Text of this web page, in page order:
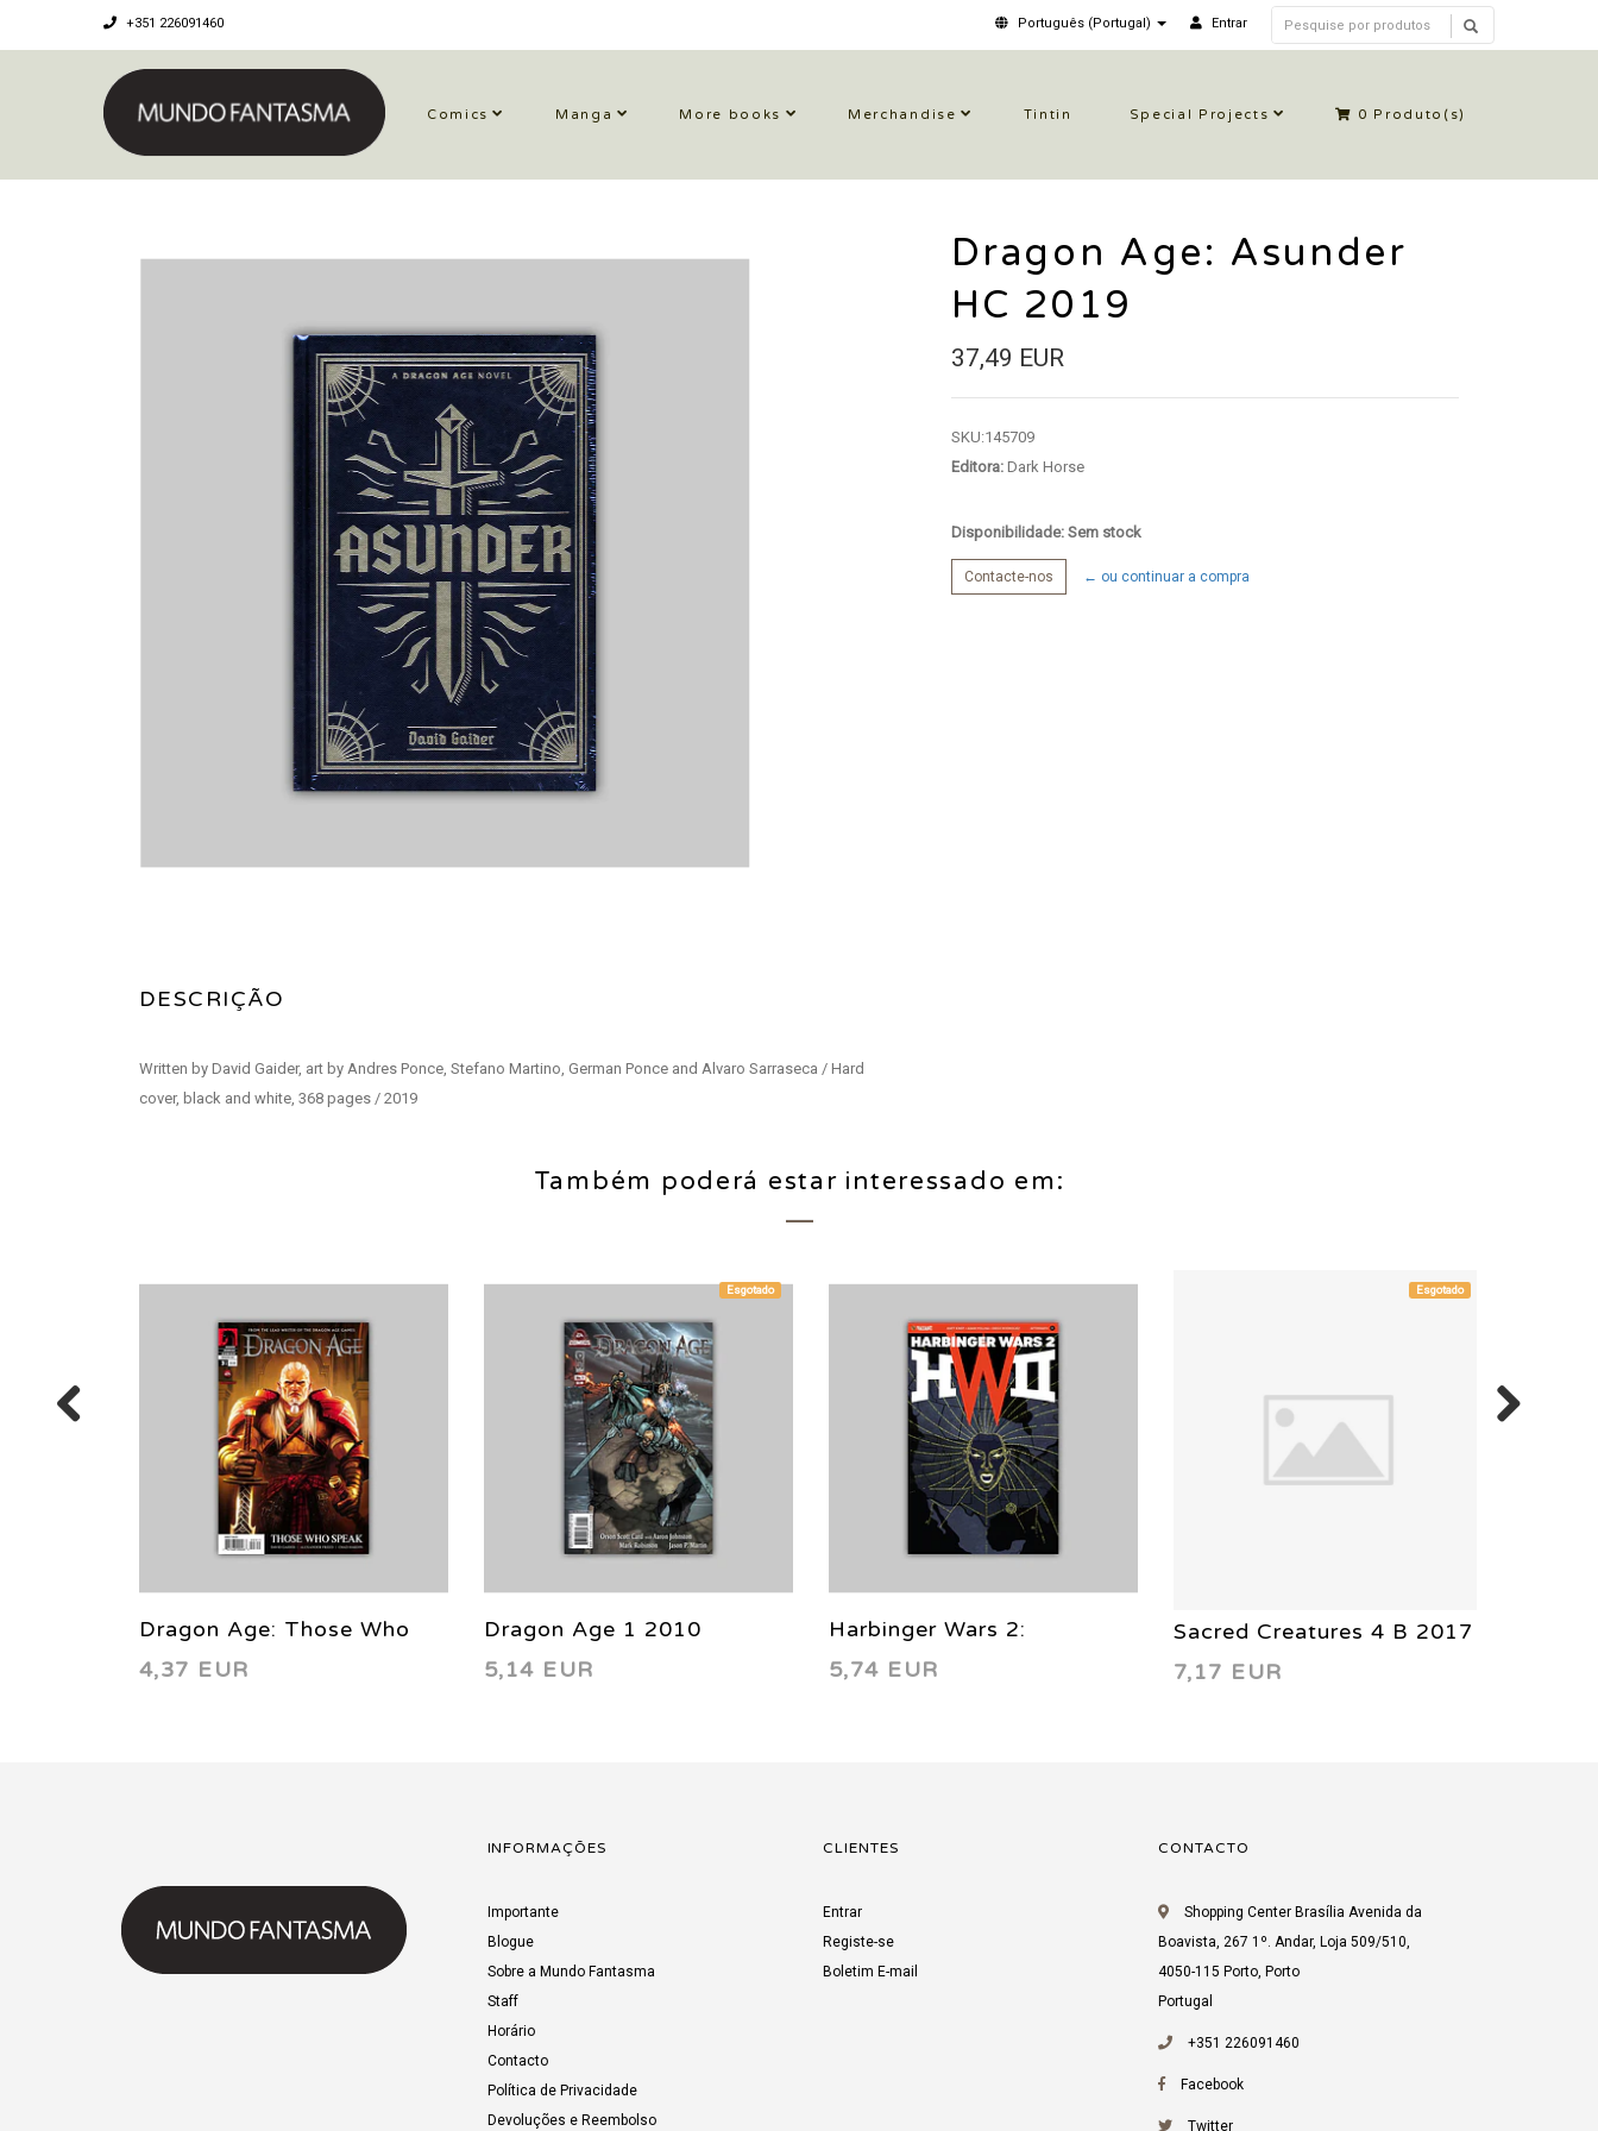
+351 226091460 Português (Portugal) Entrar
Comics Manga More books Merchandise Tintin Special Projects 0 Produto(s)
DESCRIÇÃO
Written by David Gaider, art by Andres Ponce, Stefano Martino, German Ponce and Alvaro Sarraseca / Hard
cover, black and white, 368 pages / 2019
Dragon Age: Asunder
HC 2019
37,49 EUR
SKU:145709
Editora:Dark Horse
Disponibilidade: Sem stock
Contacte-nos ← ou continuar a compra
Também poderá estar interessado em:
Dragon Age: Those Who
Speak 3 2012
4,37 EUR
Esgotado
Dragon Age 1 2010
5,14 EUR
Harbinger Wars 2:
Aftermath 1 2018
5,74 EUR
Esgotado
Sacred Creatures 4 B 2017
7,17 EUR
INFORMAÇÕES
Importante
Blogue
Sobre a Mundo Fantasma
Staff
Horário
Contacto
Política de Privacidade
Devoluções e Reembolso
CLIENTES
Entrar
Registe-se
Boletim E-mail
CONTACTO
Shopping Center Brasília Avenida da
Boavista, 267 1º. Andar, Loja 509/510,
4050-115 Porto, Porto
Portugal
+351 226091460
Facebook
Twitter